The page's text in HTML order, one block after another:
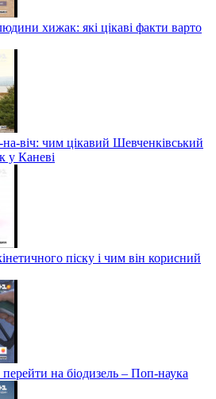
хижак: які цікаві факти варто
на-віч: чим цікавий Шевченківський
у Каневі
піску і чим він корисний
на біодизель – Поп-наука